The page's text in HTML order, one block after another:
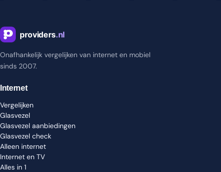
Onafhankelijk vergelijken van internet en mobiel
sinds 2007.
Internet
Vergelijken
Glasvezel
Glasvezel aanbiedingen
Glasvezel check
Alleen internet
Internet en TV
Alles in 1